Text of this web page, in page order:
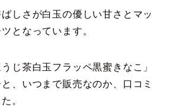
しさが白玉の優しい甘さとマッ
となっています。
じ茶白玉フラッペ黒蜜きなこ」
、いつまで販売なのか、口コミ
。